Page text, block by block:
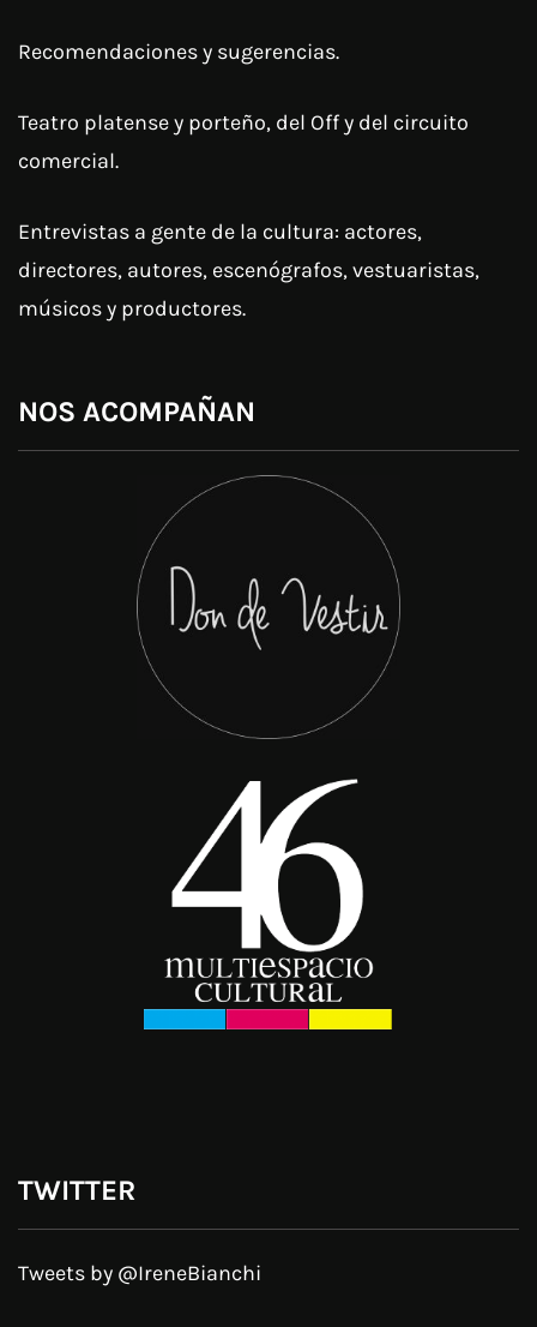
Recomendaciones y sugerencias.
Teatro platense y porteño, del Off y del circuito
comercial.
Entrevistas a gente de la cultura: actores,
directores, autores, escenógrafos, vestuaristas,
músicos y productores.
NOS ACOMPAÑAN
TWITTER
Tweets by @IreneBianchi